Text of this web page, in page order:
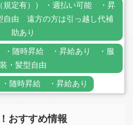
規定有）） ・週払い可能 ・昇
由 遠方の方は引っ越し代補
助あり
・随時昇給 ・昇給あり ・服
装・髪型自由
随時昇給 ・昇給あり
おすすめ情報